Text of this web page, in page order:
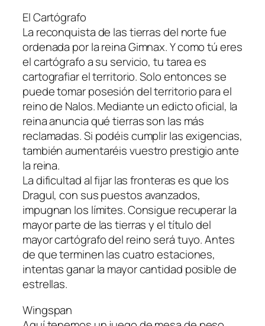
El Cartógrafo
La reconquista de las tierras del norte fue
ordenada por la reina Gimnax. Y como tú eres
el cartógrafo a su servicio, tu tarea es
cartografiar el territorio. Solo entonces se
puede tomar posesión del territorio para el
reino de Nalos. Mediante un edicto oficial, la
reina anuncia qué tierras son las más
reclamadas. Si podéis cumplir las exigencias,
también aumentaréis vuestro prestigio ante
la reina.
La dificultad al fijar las fronteras es que los
Dragul, con sus puestos avanzados,
impugnan los límites. Consigue recuperar la
mayor parte de las tierras y el título del
mayor cartógrafo del reino será tuyo. Antes
de que terminen las cuatro estaciones,
intentas ganar la mayor cantidad posible de
estrellas.
Wingspan